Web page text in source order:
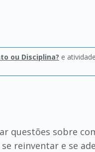
ou Disciplina? e atividade
questões sobre
reinventar e se